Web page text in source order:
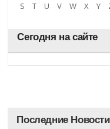
S
T U V W X Y
Сегодня на сайте
Последние Новости